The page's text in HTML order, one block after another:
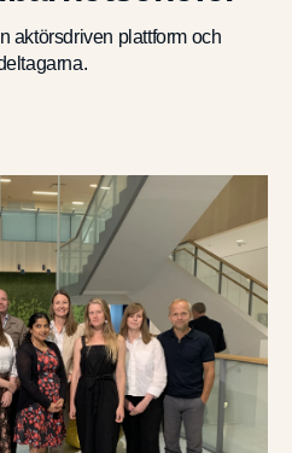
aktörsdriven plattform och